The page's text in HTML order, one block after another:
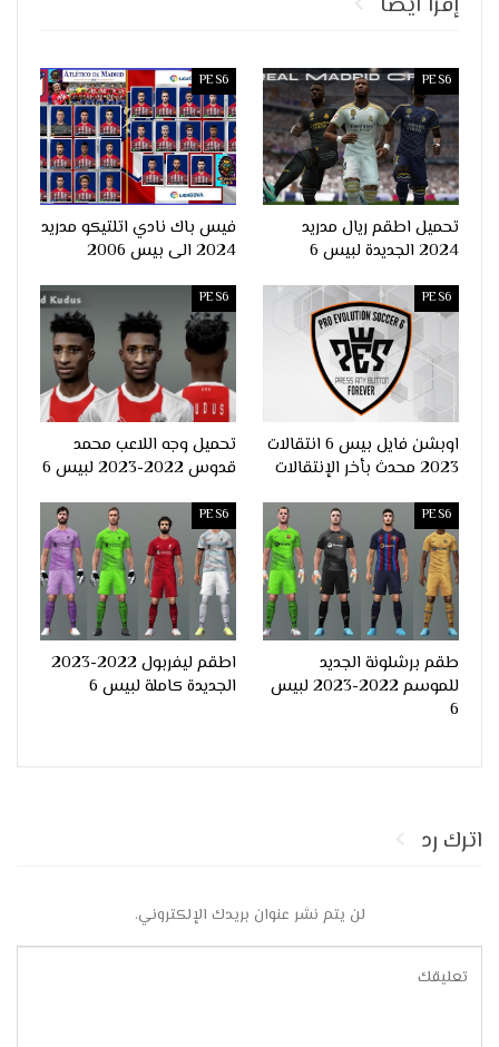
PES6
تحميل اطقم ريال مدريد
2024 الجديدة لبيس 6
PES6
فيس باك نادي اتلتيكو مدريد
2024 الى بيس 2006
PES6
اوبشن فايل بيس 6 انتقالات
2023 محدث بأخر الإنتقالات
PES6
تحميل وجه اللاعب محمد
قدوس 2022-2023 لبيس 6
PES6
طقم برشلونة الجديد
للموسم 2022-2023 لبيس
6
PES6
اطقم ليفربول 2022-2023
الجديدة كاملة لبيس 6
اترك رد
لن يتم نشر عنوان بريدك الإلكتروني.